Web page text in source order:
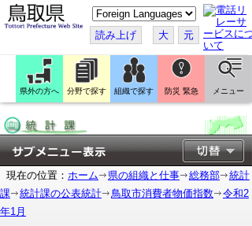
こ
の
ペ
ー
ジ
翻
訳
す
読み上げ 大 元
県外の方へ 分野で探す 組織で探す 防災 緊急 メニュー
現在の位置： ホーム 県の組織と仕事 総務部
統計
課
統計課の公表統計 鳥取市消費者物価指数
令和2
年1月